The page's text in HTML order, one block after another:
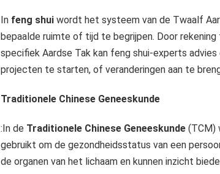
In feng shuiwordt het systeem van de Twaalf
bepaalde ruimte of tijd te begrijpen. Door
specifiek Aardse Tak kan feng shui-experts
projecten te starten, of veranderingen aan te
Traditionele Chinese Geneeskunde
:In de Traditionele Chinese Geneeskunde(TCM)
gebruikt om de gezondheidsstatus van een
de organen van het lichaam en kunnen inzicht